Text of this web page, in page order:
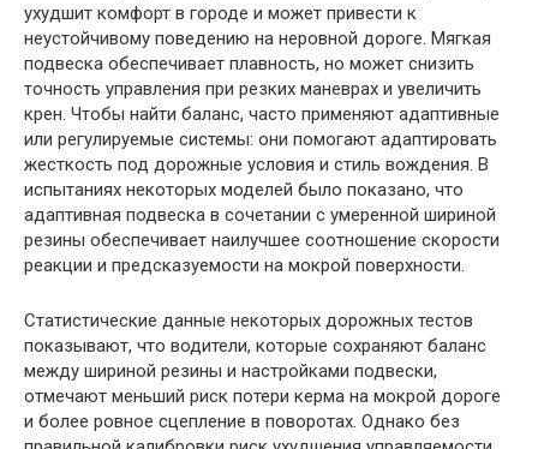
ухудшит комфорт в городе и может привести к
неустойчивому поведению на неровной дороге. Мягкая
подвеска обеспечивает плавность, но может снизить
точность управления при резких маневрах и увеличить
крен. Чтобы найти баланс, часто применяют адаптивные
или регулируемые системы: они помогают адаптировать
жесткость под дорожные условия и стиль вождения. В
испытаниях некоторых моделей было показано, что
адаптивная подвеска в сочетании с умеренной шириной
резины обеспечивает наилучшее соотношение скорости
реакции и предсказуемости на мокрой поверхности.
Статистические данные некоторых дорожных тестов
показывают, что водители, которые сохраняют баланс
между шириной резины и настройками подвески,
отмечают меньший риск потери керма на мокрой дороге
и более ровное сцепление в поворотах. Однако без